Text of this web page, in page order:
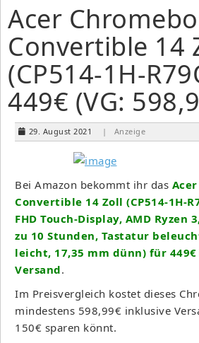
Acer
Convertible 14
(CP514-1H-
449€ (VG:
29. August 2021 | Anzeige
Bei Amazon bekommt ihr das
Convertible 14 Zoll (CP514-1H-
FHD Touch-Display, AMD Ryzen
zu 10 Stunden, Tastatur
leicht, 17,35 mm dünn) für
Versand.
Im Preisvergleich kostet dieses
mindestens 598,99€ inklusive
150€ sparen könnt.